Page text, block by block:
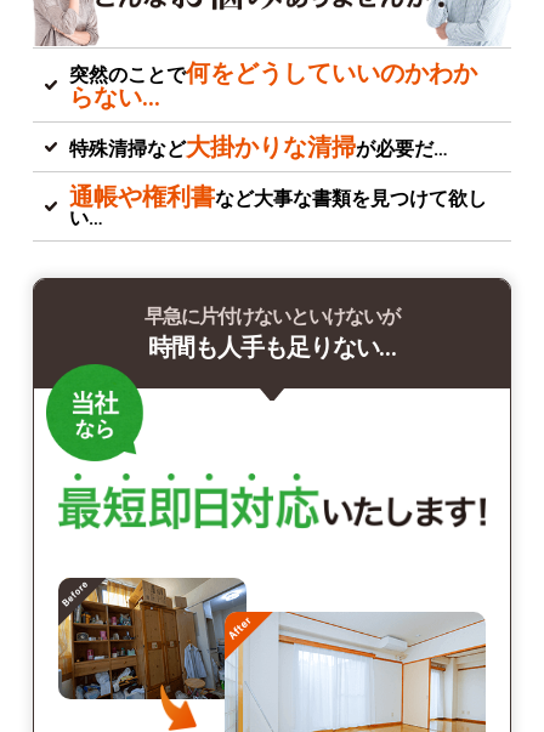
突然のことで何をどうしていいのかわか
らない…
特殊清掃など大掛かりな清掃が必要だ…
通帳や権利書など大事な書類を見つけて欲し
い…
早急に片付けないといけないが
時間も人手も足りない…